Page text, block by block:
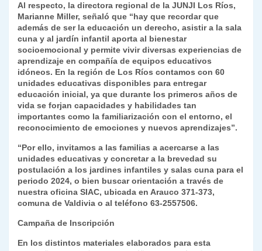
Al respecto, la directora regional de la JUNJI Los Ríos,
Marianne Miller, señaló que “hay que recordar que
además de ser la educación un derecho, asistir a la sala
cuna y al jardín infantil aporta al bienestar
socioemocional y permite vivir diversas experiencias de
aprendizaje en compañía de equipos educativos
idóneos. En la región de Los Ríos contamos con 60
unidades educativas disponibles para entregar
educación inicial, ya que durante los primeros años de
vida se forjan capacidades y habilidades tan
importantes como la familiarización con el entorno, el
reconocimiento de emociones y nuevos aprendizajes”.
“Por ello, invitamos a las familias a acercarse a las
unidades educativas y concretar a la brevedad su
postulación a los jardines infantiles y salas cuna para el
periodo 2024, o bien buscar orientación a través de
nuestra oficina SIAC, ubicada en Arauco 371-373,
comuna de Valdivia o al teléfono 63-2557506.
Campaña de Inscripción
En los distintos materiales elaborados para esta